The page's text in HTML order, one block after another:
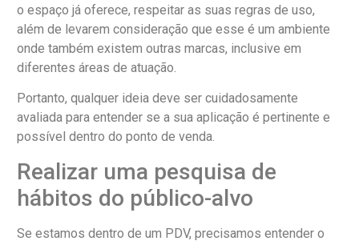
o espaço já oferece, respeitar as suas regras de uso,
além de levarem consideração que esse é um ambiente
onde também existem outras marcas, inclusive em
diferentes áreas de atuação.
Portanto, qualquer ideia deve ser cuidadosamente
avaliada para entender se a sua aplicação é pertinente e
possível dentro do ponto de venda.
Realizar uma pesquisa de
hábitos do público-alvo
Se estamos dentro de um PDV, precisamos entender o